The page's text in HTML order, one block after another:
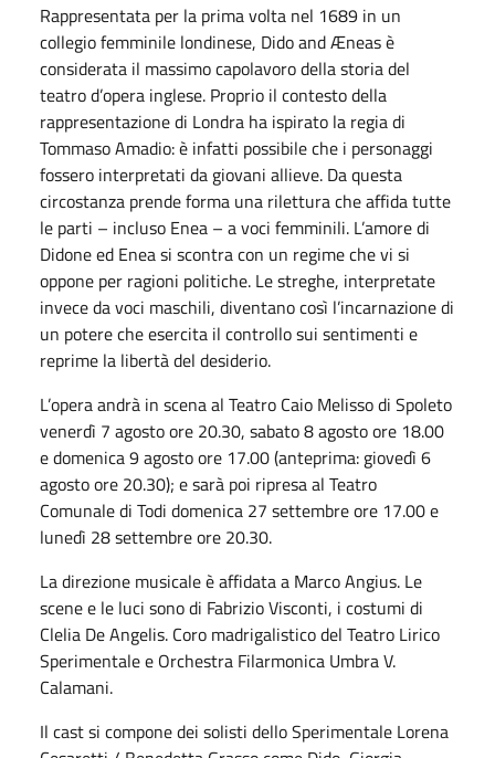
Rappresentata per la prima volta nel 1689 in un
collegio femminile londinese, Dido and Æneas è
considerata il massimo capolavoro della storia del
teatro d’opera inglese. Proprio il contesto della
rappresentazione di Londra ha ispirato la regia di
Tommaso Amadio: è infatti possibile che i personaggi
fossero interpretati da giovani allieve. Da questa
circostanza prende forma una rilettura che affida tutte
le parti – incluso Enea – a voci femminili. L’amore di
Didone ed Enea si scontra con un regime che vi si
oppone per ragioni politiche. Le streghe, interpretate
invece da voci maschili, diventano così l’incarnazione di
un potere che esercita il controllo sui sentimenti e
reprime la libertà del desiderio.
L’opera andrà in scena al Teatro Caio Melisso di Spoleto
venerdì 7 agosto ore 20.30, sabato 8 agosto ore 18.00
e domenica 9 agosto ore 17.00 (anteprima: giovedì 6
agosto ore 20.30); e sarà poi ripresa al Teatro
Comunale di Todi domenica 27 settembre ore 17.00 e
lunedì 28 settembre ore 20.30.
La direzione musicale è affidata a Marco Angius. Le
scene e le luci sono di Fabrizio Visconti, i costumi di
Clelia De Angelis. Coro madrigalistico del Teatro Lirico
Sperimentale e Orchestra Filarmonica Umbra V.
Calamani.
Il cast si compone dei solisti dello Sperimentale Lorena